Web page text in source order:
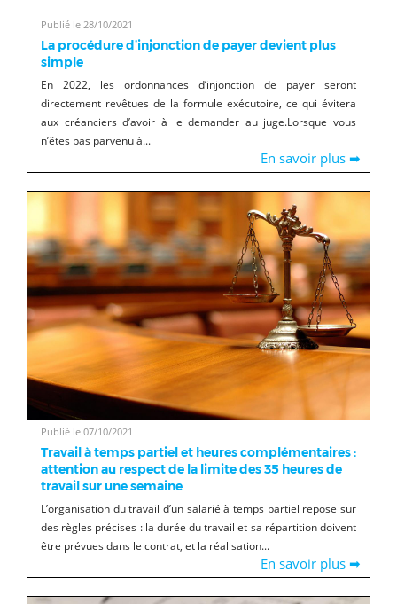
Publié le 28/10/2021
La procédure d’injonction de payer devient plus
simple
En 2022, les ordonnances d’injonction de payer seront
directement revêtues de la formule exécutoire, ce qui évitera
aux créanciers d’avoir à le demander au juge.Lorsque vous
n’êtes pas parvenu à...
En savoir plus ➡
Publié le 07/10/2021
Travail à temps partiel et heures complémentaires :
attention au respect de la limite des 35 heures de
travail sur une semaine
L’organisation du travail d’un salarié à temps partiel repose sur
des règles précises : la durée du travail et sa répartition doivent
être prévues dans le contrat, et la réalisation...
En savoir plus ➡